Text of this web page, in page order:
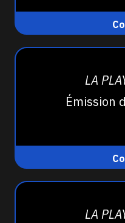
LA
Émission
LA